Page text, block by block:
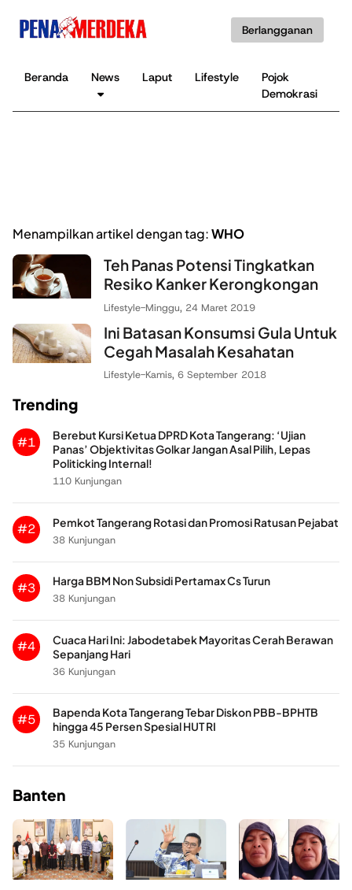
Berlangganan
Beranda News Laput Lifestyle
Pojok
Demokrasi
Menampilkan artikel dengan tag:WHO
Teh Panas Potensi Tingkatkan
Resiko Kanker Kerongkongan
Lifestyle-Minggu, 24 Maret 2019
Ini Batasan Konsumsi Gula Untuk
Cegah Masalah Kesahatan
Lifestyle-Kamis, 6 September 2018
Trending
#1
Berebut Kursi Ketua DPRD Kota Tangerang: ‘Ujian
Panas’ Objektivitas Golkar Jangan Asal Pilih, Lepas
Politicking Internal!
110 Kunjungan
#2
Pemkot Tangerang Rotasi dan Promosi Ratusan Pejabat
38 Kunjungan
#3
Harga BBM Non Subsidi Pertamax Cs Turun
38 Kunjungan
#4
Cuaca Hari Ini: Jabodetabek Mayoritas Cerah Berawan
Sepanjang Hari
36 Kunjungan
#5
Bapenda Kota Tangerang Tebar Diskon PBB-BPHTB
hingga 45 Persen Spesial HUT RI
35 Kunjungan
Banten